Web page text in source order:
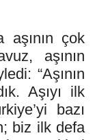
aşının çok
aşının
“Aşının
Aşıyı ilk
bazı
biz ilk defa